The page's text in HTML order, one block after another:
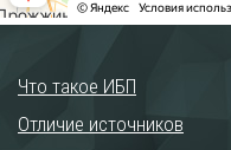
Что такое ИБП
Отличие источников